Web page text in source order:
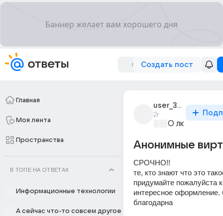
Создать пост
Главная
Моя лента
Пространства
В ТОПЕ НА ОТВЕТАХ
Информационные технологии
А сейчас что-то совсем другое
user_309778172
2г
О любви без
Анонимные
СРОЧНО!!
те, кто знают что это
придумайте пожалуйста
интересное оформление.
благодарна